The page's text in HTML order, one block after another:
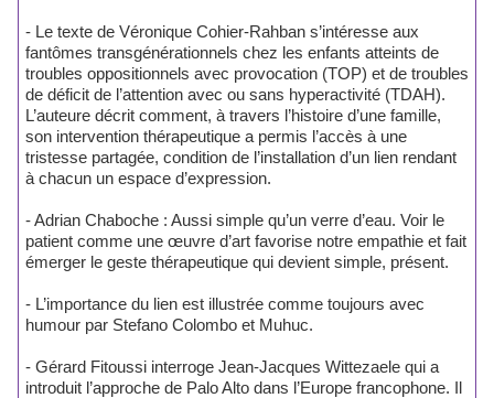
- Le texte de Véronique Cohier-Rahban s’intéresse aux
fantômes transgénérationnels chez les enfants atteints de
troubles oppositionnels avec provocation (TOP) et de troubles
de déficit de l’attention avec ou sans hyperactivité (TDAH).
L’auteure décrit comment, à travers l’histoire d’une famille,
son intervention thérapeutique a permis l’accès à une
tristesse partagée, condition de l’installation d’un lien rendant
à chacun un espace d’expression.
- Adrian Chaboche : Aussi simple qu’un verre d’eau. Voir le
patient comme une œuvre d’art favorise notre empathie et fait
émerger le geste thérapeutique qui devient simple, présent.
- L’importance du lien est illustrée comme toujours avec
humour par Stefano Colombo et Muhuc.
- Gérard Fitoussi interroge Jean-Jacques Wittezaele qui a
introduit l’approche de Palo Alto dans l’Europe francophone. Il